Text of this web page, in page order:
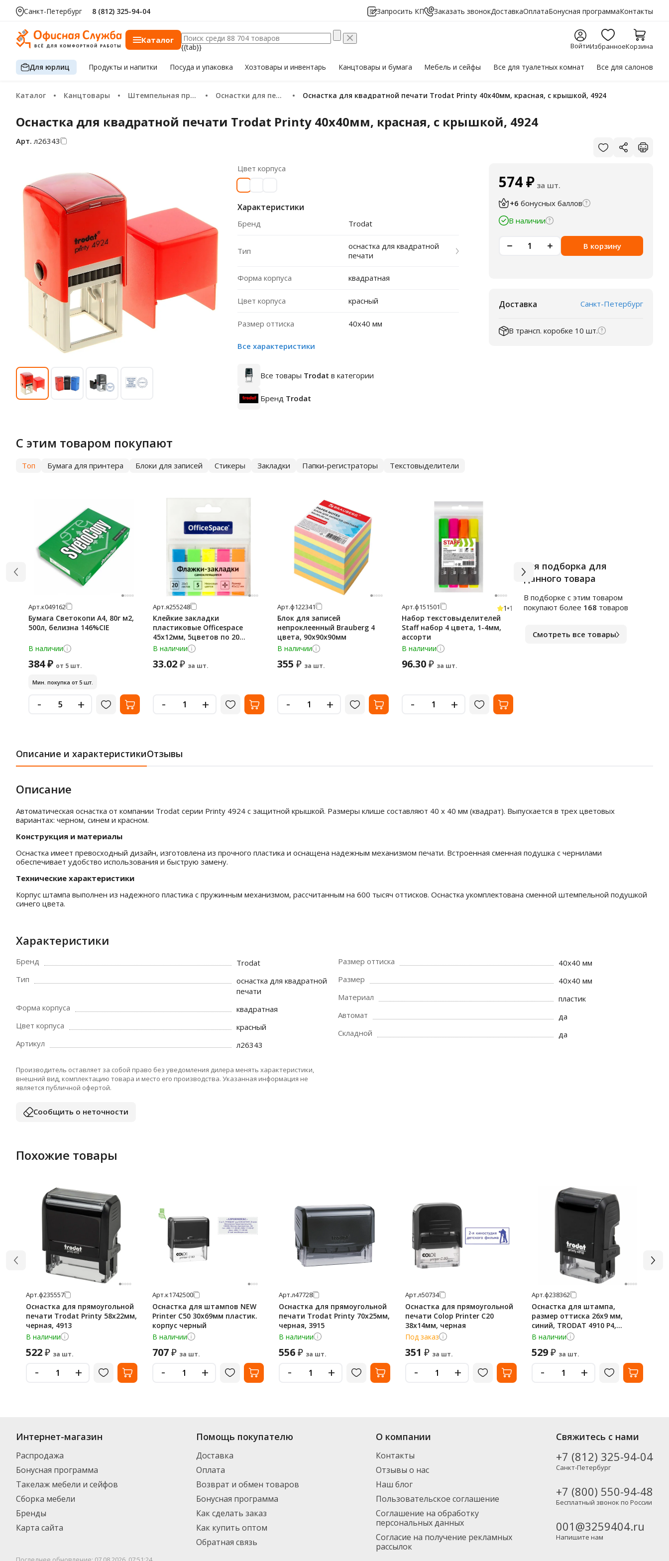
Санкт-Петербург 8 (812) 325-94-04 Запросить КП Заказать звонокДоставкаОплатаБонусная программаКонтакты
Каталог
{{tab}} ВойтиИзбранноеКорзина
Для юрлиц Продуктыи напитки Посуда и упаковка Хозтоварыи инвентарь Канцтовары и бумага Мебельи сейфы Все для туалетных комнат Все для салонов
Каталог Канцтовары Штемпельная продукция Оснастки для печати Оснастка для квадратной печати Trodat Printy 40х40мм, красная, с крышкой, 4924
Оснастка для квадратной печати Trodat Printy 40х40мм, красная, с крышкой, 4924
Арт. л26343
Цвет корпуса
Характеристики
Бренд Trodat
Тип
оснастка для квадратной
печати
Форма корпуса квадратная
Цвет корпуса красный
Размер оттиска 40х40 мм
Все характеристики
Все товары Trodat в категории
Бренд Trodat
574₽ за шт.
+6 бонусных баллов
В наличии
В корзину
Доставка Санкт-Петербург
В трансп. коробке 10 шт.
С этим товаром покупают
Топ Бумага для принтера Блоки для записей Стикеры Закладки Папки-регистраторы Текстовыделители
Арт.к049162
Бумага Светокопи А4, 80г м2,
500л, белизна 146%CIE
В наличии
384 ₽ от 5 шт.
Мин. покупка от 5 шт.
- +
Арт.я255248
Клейкие закладки
пластиковые Officespace
45х12мм, 5цветов по 20
листов
В наличии
33.02₽ за шт.
- +
Арт.ф122341
Блок для записей
непроклеенный Brauberg 4
цвета, 90х90х90мм
В наличии
355 ₽ за шт.
- +
Арт.ф151501 1 1
Набор текстовыделителей
Staff набор 4 цвета, 1-4мм,
ассорти
В наличии
96.30₽ за шт.
- +
Арт.ф129349
цветов, 400 листов
Вся подборка для
данного товара
В подборке c этим товаром
покупают более 168 товаров
Смотреть все товары
Описание и характеристикиОтзывы
Описание
Автоматическая оснастка от компании Trodat серии Printy 4924 с защитной крышкой. Размеры клише составляют 40 х 40 мм (квадрат). Выпускается в трех цветовых
вариантах: черном, синем и красном.
Конструкция и материалы
Оснастка имеет превосходный дизайн, изготовлена из прочного пластика и оснащена надежным механизмом печати. Встроенная сменная подушка с чернилами
обеспечивает удобство использования и быструю замену.
Технические характеристики
Корпус штампа выполнен из надежного пластика с пружинным механизмом, рассчитанным на 600 тысяч оттисков. Оснастка укомплектована сменной штемпельной подушкой
синего цвета.
Характеристики
Бренд
Trodat
Тип
оснастка для квадратной
печати
Форма корпуса
квадратная
Цвет корпуса
красный
Артикул
л26343
Размер оттиска
40х40 мм
Размер
40х40 мм
Материал
пластик
Автомат
да
Складной
да
Производитель оставляет за собой право без уведомления дилера менять характеристики,
внешний вид, комплектацию товара и место его производства. Указанная информация не
является публичной офертой.
Сообщить о неточности
Похожие товары
Арт.ф235557
Оснастка для прямоугольной
печати Trodat Printy 58х22мм,
черная, 4913
В наличии
522₽ за шт.
- +
Арт.к1742500
Оснастка для штампов NEW
Printer C50 30x69мм пластик.
корпус черный
В наличии
707₽ за шт.
- +
Арт.л47728
Оснастка для прямоугольной
печати Trodat Printy 70х25мм,
черная, 3915
В наличии
556₽ за шт.
- +
Арт.л50734
Оснастка для прямоугольной
печати Colop Printer C20
38х14мм, черная
Под заказ
351 ₽ за шт.
- +
Арт.ф238362
Оснастка для штампа,
размер оттиска 26х9 мм,
синий, TRODAT 4910 P4,
подушка в комплекте, 56876
В наличии
529₽ за шт.
- +
Интернет-магазин
Распродажа
Бонусная программа
Такелаж мебели и сейфов
Сборка мебели
Бренды
Карта сайта
Помощь покупателю
Доставка
Оплата
Возврат и обмен товаров
Бонусная программа
Как сделать заказ
Как купить оптом
Обратная связь
О компании
Контакты
Отзывы о нас
Наш блог
Пользовательское соглашение
Соглашение на обработку
персональных данных
Согласие на получение рекламных
рассылок
Свяжитесь с нами
+7 (812) 325-94-04
Санкт-Петербург
+7 (800) 550-94-48
Бесплатный звонок по России
001@3259404.ru
Напишите нам